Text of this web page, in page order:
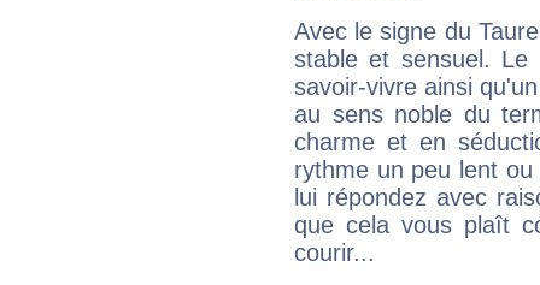
Avec le signe du
stable et sensuel.
savoir-vivre ainsi
au sens noble du
charme et en
rythme un peu lent
lui répondez avec
que cela vous plaît
courir...